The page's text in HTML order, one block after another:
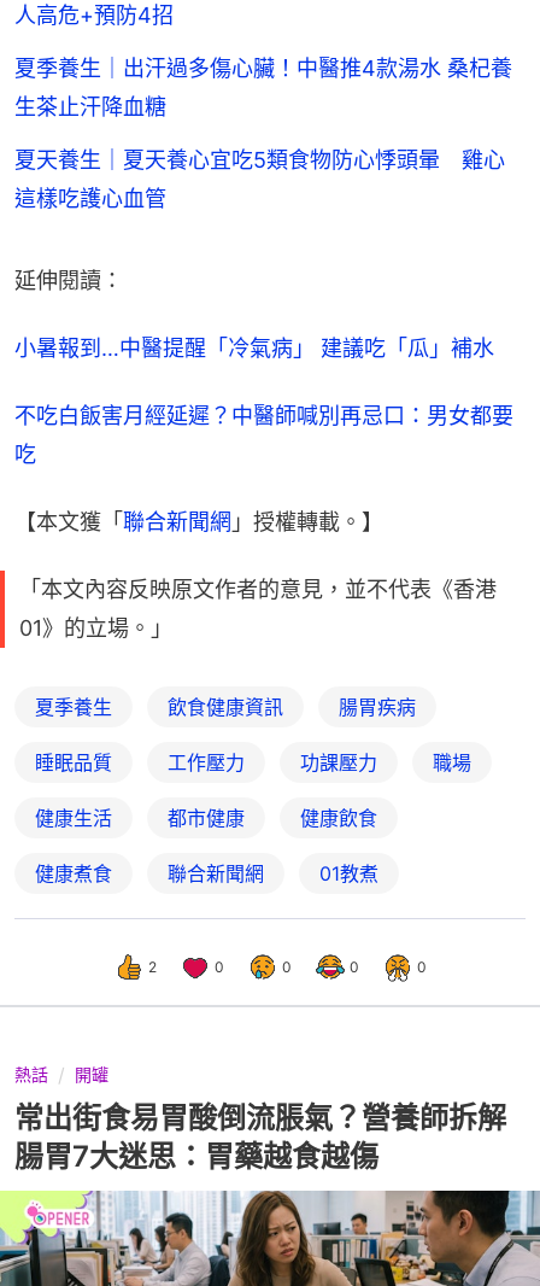
人高危+預防4招
夏季養生｜出汗過多傷心臟！中醫推4款湯水 桑杞養
生茶止汗降血糖
夏天養生｜夏天養心宜吃5類食物防心悸頭暈 雞心
這樣吃護心血管
延伸閱讀：
小暑報到…中醫提醒「冷氣病」 建議吃「瓜」補水
不吃白飯害月經延遲？中醫師喊別再忌口：男女都要
吃
【本文獲「聯合新聞網 」授權轉載。】
「本文內容反映原文作者的意見，並不代表《香港
01》的立場。」
夏季養生 飲食健康資訊 腸胃疾病
睡眠品質 工作壓力 功課壓力 職場
健康生活 都市健康 健康飲食
健康煮食 聯合新聞網 01教煮
2 0 0 0 0
熱話 開罐
常出街食易胃酸倒流脹氣？營養師拆解
腸胃7大迷思：胃藥越食越傷